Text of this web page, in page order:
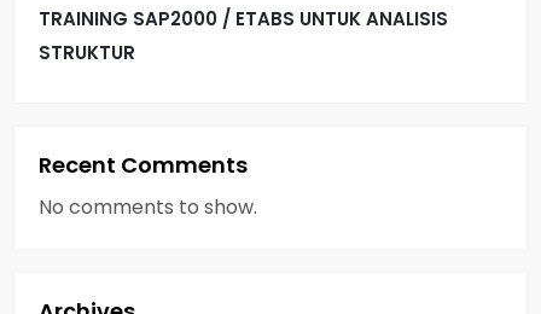
TRAINING SAP2000 / ETABS UNTUK ANALISIS
STRUKTUR
Recent Comments
No comments to show.